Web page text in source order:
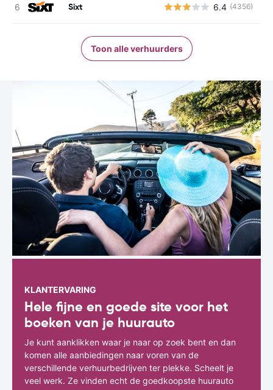
Sixt 6.4 (4356)
Toon alle verhuurders
KLANTERVARING
Hele fijne en goede site voor het
boeken van je huurauto
Je kunt aanklikken waar je naar op zoek bent en dan
komen alle aanbiedingen naar voren van de
verschillende verhuurbedrijven ter plekke. Scheelt je
veel werk. Ze vinden echt de goedkoopste huurauto